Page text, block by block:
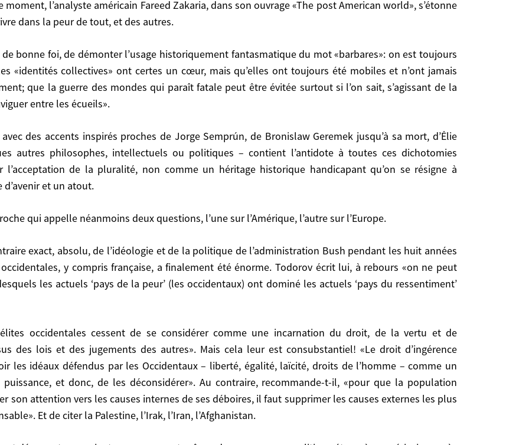
l’analyste américain Fareed Zakaria, dans son ouvrage «The post American world», s’étonne
dans la peur de tout, et des autres.
«identités collectives» ont certes un cœur, mais qu’elles ont toujours été mobiles et n’ont jamais
que la guerre des mondes qui paraît fatale peut être évitée surtout si l’on sait, s’agissant de la
entre les écueils».
autres philosophes, intellectuels ou politiques – contient l’antidote à toutes ces dichotomies
de la pluralité, non comme un héritage historique handicapant qu’on se résigne à
et un atout.
qui appelle néanmoins deux questions, l’une sur l’Amérique, l’autre sur l’Europe.
y compris française, a finalement été énorme. Todorov écrit lui, à rebours «on ne peut
les actuels ‘pays de la peur’ (les occidentaux) ont dominé les actuels ‘pays du ressentiment’
des lois et des jugements des autres». Mais cela leur est consubstantiel! «Le droit d’ingérence
les idéaux défendus par les Occidentaux – liberté, égalité, laïcité, droits de l’homme – comme un
et donc, de les déconsidérer». Au contraire, recommande-t-il, «pour que la population
son attention vers les causes internes de ses déboires, il faut supprimer les causes externes les plus
Et de citer la Palestine, l’Irak, l’Iran, l’Afghanistan.
qui a envahi les Etats-Unis, et de là l’Occident tout entier à cause, ou sous le prétexte, du 11
à n’envisager que des réponses en force, à s’interdire toute analyse et riposte politique. Au
dans son ouvrage «The post American world», s’étonne de voir le pays le plus puissant du monde
guerre des mondes qui paraît fatale peut être évitée surtout si l’on sait, s’agissant de la relation
écueils».
comme un héritage historique handicapant qu’on se résigne à assumer, mais comme un principe
appelle néanmoins deux questions, l’une sur l’Amérique, l’autre sur l’Europe.
la peur’ (les occidentaux) ont dominé les actuels ‘pays du ressentiment’ (les arabo-musulmans)».
autres». Mais cela leur est consubstantiel! «Le droit d’ingérence militaire, insiste-t-il, risque de faire
– liberté, égalité, laïcité, droits de l’homme – comme un camouflage commode de leur volonté de
recommande-t-il, «pour que la population musulmane des pays (arabes) puisse tourner son
il faut supprimer les causes externes les plus voyantes – celles dont l’Occident est responsable». Et de